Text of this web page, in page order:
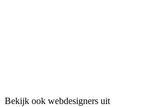
Bekijk ook webdesigners uit